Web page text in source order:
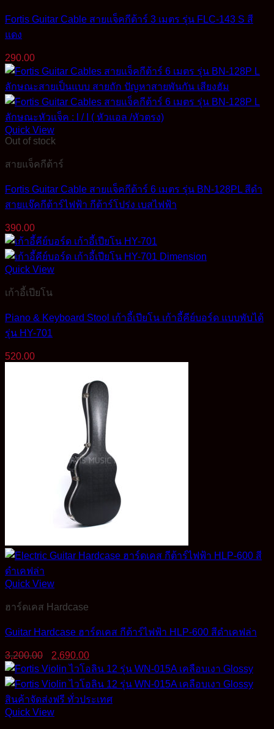
Fortis Guitar Cable สายแจ็คกีต้าร์ 3 เมตร รุ่น FLC-143 S สี
แดง
290.00
Quick View
Out of stock
สายแจ็คกีต้าร์
Fortis Guitar Cable สายแจ็คกีต้าร์ 6 เมตร รุ่น BN-128PL สีดำ
สายแจ๊คกีต้าร์ไฟฟ้า กีต้าร์โปร่ง เบสไฟฟ้า
390.00
Quick View
เก้าอี้เปียโน
Piano & Keyboard Stool เก้าอี้เปียโน เก้าอี้คีย์บอร์ด แบบพับได้
รุ่น HY-701
520.00
Quick View
ฮาร์ดเคส Hardcase
Guitar Hardcase ฮาร์ดเคส กีต้าร์ไฟฟ้า HLP-600 สีดำเคฟล่า
3,200.00
Original
price
was:
3,200.00฿.
2,690.00
price
is:
2,690.00฿.
Quick View